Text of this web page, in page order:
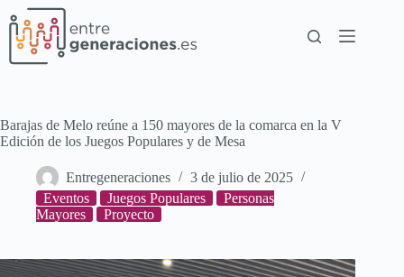
Barajas de Melo reúne a 150 mayores de la comarca en la V
Edición de los Juegos Populares y de Mesa
Entregeneraciones
3 de julio de 2025
Eventos
Juegos Populares
Personas
Mayores
Proyecto